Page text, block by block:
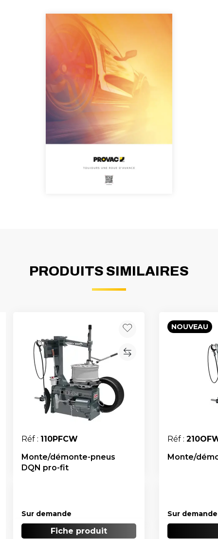
PRODUITS SIMILAIRES
Réf : 110PFCW
Monte/démonte-pneus
DQN pro-fit
Sur demande
Fiche produit
NOUVEAU
Réf :
Monte/
Sur demande